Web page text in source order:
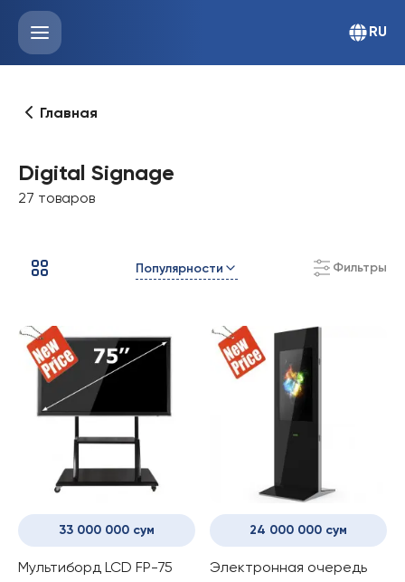
RU
Главная
Digital Signage
27 товаров
Популярности Фильтры
33 000 000 сум
Мультиборд LCD FP-75
24 000 000 сум
Электронная очередь